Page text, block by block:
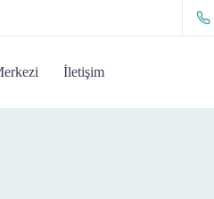
İletişim